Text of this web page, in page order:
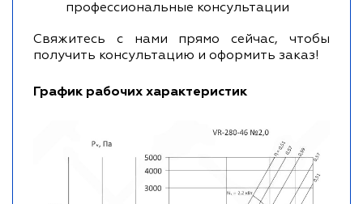
профессиональные консультации
Свяжитесь с нами прямо сейчас, чтобы
получить консультацию и оформить заказ!
График рабочих характеристик